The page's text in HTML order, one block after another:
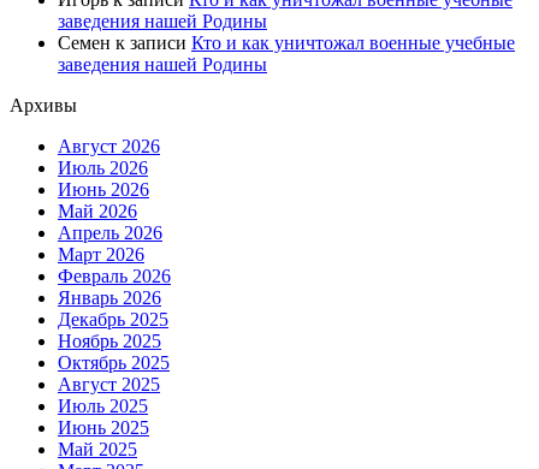
заведения нашей Родины
Семен к записи Кто и как уничтожал военные учебные
заведения нашей Родины
Архивы
Август 2026
Июль 2026
Июнь 2026
Май 2026
Апрель 2026
Март 2026
Февраль 2026
Январь 2026
Декабрь 2025
Ноябрь 2025
Октябрь 2025
Август 2025
Июль 2025
Июнь 2025
Май 2025